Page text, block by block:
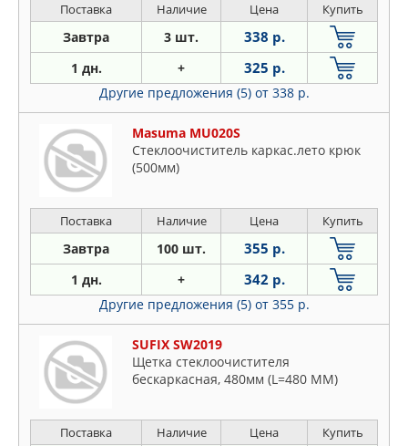
Поставка Наличие Цена Купить
Завтра 3 шт. 338 р.
1 дн. + 325 р.
Другие предложения (5) от 338 р.
Masuma MU020S
Стеклоочиститель каркас.лето крюк
(500мм)
Поставка Наличие Цена Купить
Завтра 100 шт. 355 р.
1 дн. + 342 р.
Другие предложения (5) от 355 р.
SUFIX SW2019
Щетка стеклоочистителя
бескаркасная, 480мм (L=480 ММ)
Поставка Наличие Цена Купить